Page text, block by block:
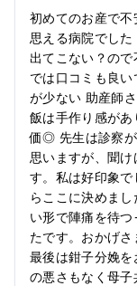
初めてのお産で
思える病院でし
出てこない？の
では口コミも良
が少ない 助産師
飯は手作り感が
価◎ 先生は診察が
思いますが、聞
す。私は好印象
らここに決めま
い形で陣痛を待
たです。おかげさ
最後は鉗子分娩
の悪さもなく母